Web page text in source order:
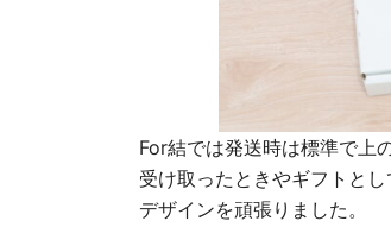
For結では発送時は標準で上
受け取ったときやギフトと
デザインを頑張りました。